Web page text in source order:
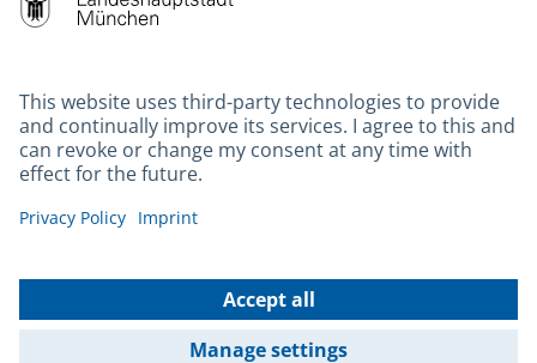
Gebärdensprache
Datenschutz
Kontakt
© 2026 Portal München Betriebs GmbH & Co. KG - Ein Service der
Landeshauptstadt München und der Stadtwerke München GmbH